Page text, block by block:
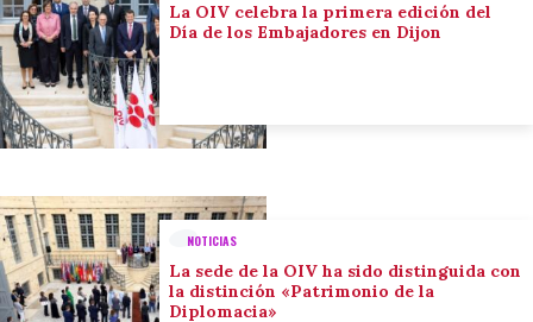
La OIV celebra la primera edición del
Día de los Embajadores en Dijon
NOTICIAS
La sede de la OIV ha sido distinguida con
la distinción «Patrimonio de la
Diplomacia»